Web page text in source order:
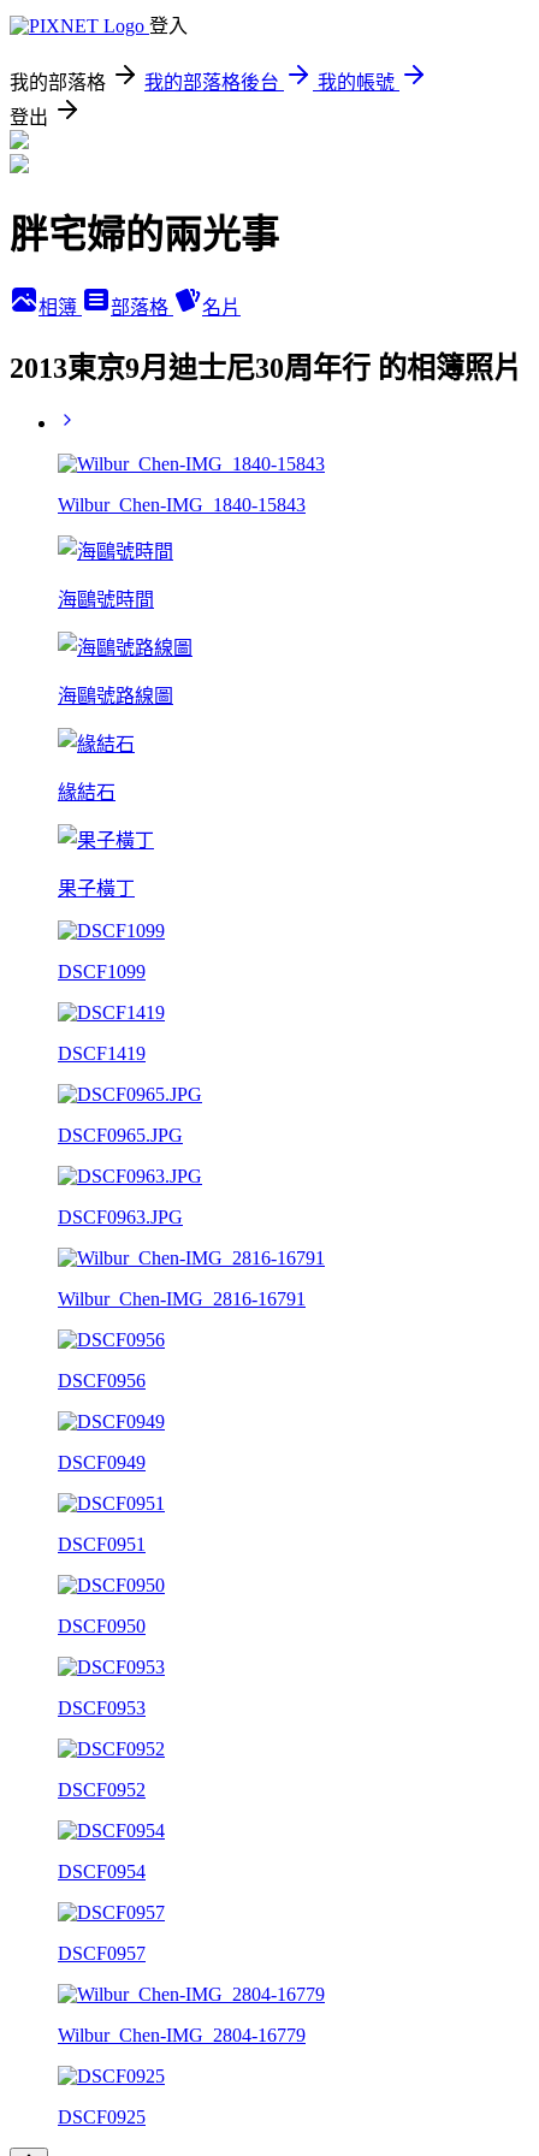
登入
我的部落格 我的部落格後台
我的帳號
登出
胖宅婦的兩光事
相簿 部落格 名片
2013東京9月迪士尼30周年行 的相簿照片
Wilbur_Chen-IMG_1840-15843
海鷗號時間
海鷗號路線圖
緣結石
果子橫丁
DSCF1099
DSCF1419
DSCF0965.JPG
DSCF0963.JPG
Wilbur_Chen-IMG_2816-16791
DSCF0956
DSCF0949
DSCF0951
DSCF0950
DSCF0953
DSCF0952
DSCF0954
DSCF0957
Wilbur_Chen-IMG_2804-16779
DSCF0925